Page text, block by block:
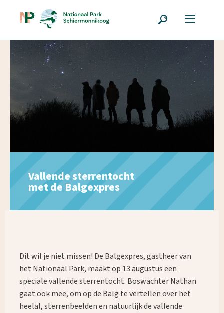
Vallende sterrentocht
met de Balgexpres
Dit wil je niet missen! De Balgexpres, gastheer van
het Nationaal Park, maakt op 13 augustus een
speciale vallende sterrentocht. Boswachter Nathan
gaat ook mee, om op de Balg te vertellen over het
heelal, sterrenbeelden en natuurlijk de vallende